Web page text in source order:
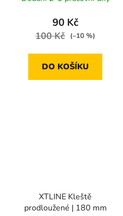
90 Kč
100 Kč (–10 %)
DO KOŠÍKU
XTLINE Kleště
prodloužené | 180 mm